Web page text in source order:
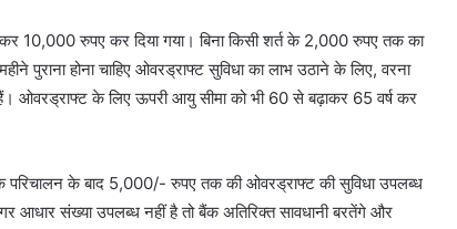
10,000 रुपए कर दिया गया। बिना किसी शर्त के 2,000 रुपए तक का
होना चाहिए ओवरड्राफ्ट सुविधा का लाभ उठाने के लिए, वरना
के लिए ऊपरी आयु सीमा को भी 60 से बढ़ाकर 65 वर्ष कर
परिचालन के बाद 5,000/- रुपए तक की ओवरड्राफ्ट की सुविधा उपलब्ध
आधार संख्या उपलब्ध नहीं है तो बैंक अतिरिक्त सावधानी बरतेंगे और